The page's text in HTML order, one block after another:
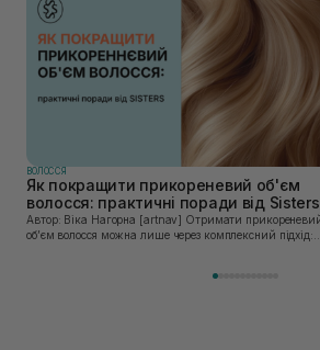
ВОЛОССЯ
Як покращити прикореневий об'єм
волосся: практичні поради від Sisters
Автор: Віка Нагорна [artnav] Отримати прикореневий
об’єм волосся можна лише через комплексний підхід: